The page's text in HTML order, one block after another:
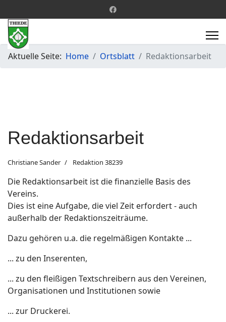
Aktuelle Seite: Home Ortsblatt Redaktionsarbeit
Redaktionsarbeit
Christiane Sander Redaktion 38239
Die Redaktionsarbeit ist die finanzielle Basis des
Vereins.
Dies ist eine Aufgabe, die viel Zeit erfordert - auch
außerhalb der Redaktionszeiträume.
Dazu gehören u.a. die regelmäßigen Kontakte ...
... zu den Inserenten,
... zu den fleißigen Textschreibern aus den Vereinen,
Organisationen und Institutionen sowie
... zur Druckerei.